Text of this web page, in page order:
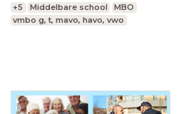
+5
Middelbare school
MBO
vmbo g, t, mavo, havo, vwo